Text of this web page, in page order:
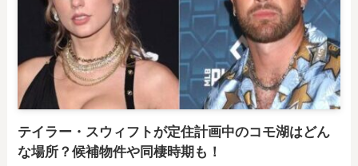
テイラー・スウィフトが定住計画中のコモ湖はどん
な場所？候補物件や同棲時期も！